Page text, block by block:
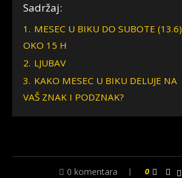
Sadržaj:
1. MESEC U BIKU DO SUBOTE (13.6)
OKO 15 H
2. LJUBAV
3. KAKO MESEC U BIKU DELUJE NA
VAŠ ZNAK I PODZNAK?
0 komentara 0